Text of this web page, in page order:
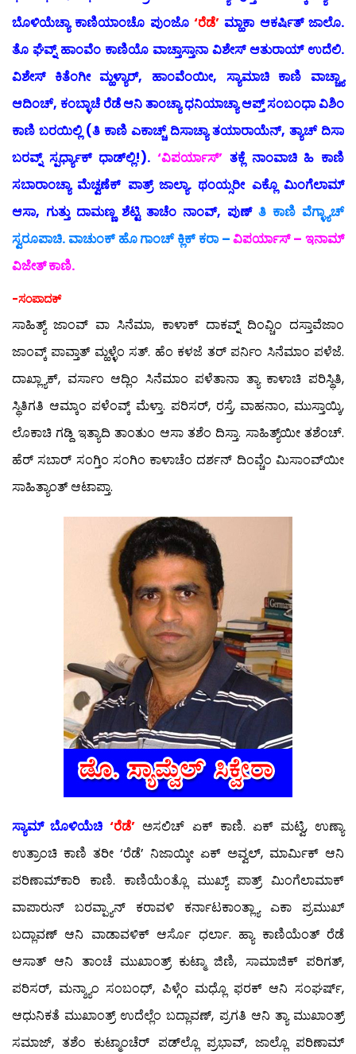
ಬೊಳಿಯೆಚ್ಯಾ ಕಾಣಿಯಾಂಚೊ ಪುಂಜೊ ‘ರೆಡೆ’ ಮ್ಹಾಕಾ ಆಕರ್ಷಿತ್ ಜಾಲೊ.
ತೊ ಘೆವ್ನ್ ಹಾಂವೆಂ ಕಾಣಿಯೊ ವಾಚ್ತಾಸ್ತಾನಾ ವಿಶೇಸ್ ಆತುರಾಯ್ ಉದೆಲಿ.
ವಿಶೇಸ್ ಕಿತೆಂಗೀ ಮ್ಹಳ್ಯಾರ್, ಹಾಂವೆಂಯೀ, ಸ್ಯಾಮಾಚಿ ಕಾಣಿ ವಾಚ್ಚ್ಯಾ
ಆದಿಂಚ್, ಕಂಬ್ಳಾಚೆ ರೆಡೆ ಆನಿ ತಾಂಚ್ಯಾ ಧನಿಯಾಚ್ಯಾ ಆಪ್ತ್ ಸಂಬಂಧಾ ವಿಶಿಂ
ಕಾಣಿ ಬರಯಿಲ್ಲಿ (ತಿ ಕಾಣಿ ಎಕಾಚ್ಚ್ ದಿಸಾಚ್ಯಾ ತಯಾರಾಯೆನ್, ತ್ಯಾಚ್ ದಿಸಾ
ಬರವ್ನ್ ಸ್ಪರ್ಧ್ಯಾಕ್ ಧಾಡ್‍ಲ್ಲಿ!).‘ವಿಪರ್ಯಾಸ್’ ತಕ್ಲೆ ನಾಂವಾಚಿ ಹಿ ಕಾಣಿ
ಸಬಾರಾಂಚ್ಯಾ ಮೆಚ್ವಣೆಕ್ ಪಾತ್ರ್ ಜಾಲ್ಯಾ. ಥಂಯ್ಸರೀ ಎಕ್ಲೊ ಮಿಂಗೆಲಾಮ್
ಆಸಾ, ಗುತ್ತು ದಾಮಣ್ಣ ಶೆಟ್ಟಿ ತಾಚೆಂ ನಾಂವ್, ಪುಣ್ ತಿ ಕಾಣಿ ವೆಗ್ಳ್ಯಾಚ್
ಸ್ವರೂಪಾಚಿ. ವಾಚುಂಕ್ ಹೊ ಗಾಂಚ್ ಕ್ಲಿಕ್ ಕರಾ –ವಿಪರ್ಯಾಸ್ – ಇನಾಮ್
ವಿಜೇತ್ ಕಾಣಿ.
-ಸಂಪಾದಕ್
ಸಾಹಿತ್ಯ್ ಜಾಂವ್ ವಾ ಸಿನೆಮಾ, ಕಾಳಾಕ್ ದಾಕವ್ನ್ ದಿಂವ್ಚಿಂ ದಸ್ತಾವೆಜಾಂ
ಜಾಂವ್ಕ್ ಪಾವ್ತಾತ್ ಮ್ಹಳ್ಳೆಂ ಸತ್. ಹೆಂ ಕಳಜೆ ತರ್ ಪರ್ನಿಂ ಸಿನೆಮಾಂ ಪಳೆಜೆ.
ದಾಖ್ಲ್ಯಾಕ್, ವರ್ಸಾಂ ಆದ್ಲಿಂ ಸಿನೆಮಾಂ ಪಳೆತಾನಾ ತ್ಯಾ ಕಾಳಾಚಿ ಪರಿಸ್ಥಿತಿ,
ಸ್ಥಿತಿಗತಿ ಆಮ್ಕಾಂ ಪಳೆಂವ್ಕ್ ಮೆಳ್ತಾ. ಪರಿಸರ್, ರಸ್ತೆ, ವಾಹನಾಂ, ಮುಸ್ತಾಯ್ಕಿ,
ಲೊಕಾಚಿ ಗಡ್ದಿ ಇತ್ಯಾದಿ ತಾಂತುಂ ಆಸಾ ತಶೆಂ ದಿಸ್ತಾ. ಸಾಹಿತ್ಯ್‌ಯೀ ತಶೆಂಚ್.
ಹೆರ್ ಸಬಾರ್ ಸಂಗ್ತಿಂ ಸಂಗಿಂ ಕಾಳಾಚೆಂ ದರ್ಶನ್ ದಿಂವ್ಚೆಂ ಮಿಸಾಂವ್‍ಯೀ
ಸಾಹಿತ್ಯಾಂತ್ ಆಟಾಪ್ತಾ.
ಸ್ಯಾಮ್ ಬೊಳಿಯೆಚಿ ‘ರೆಡೆ’ ಅಸಲಿಚ್ ಏಕ್ ಕಾಣಿ. ಏಕ್ ಮಟ್ವಿ, ಉಣ್ಯಾ
ಉತ್ರಾಂಚಿ ಕಾಣಿ ತರೀ ‘ರೆಡೆ’ ನಿಜಾಯ್ಕೀ ಏಕ್ ಅವ್ವಲ್, ಮಾರ್ಮಿಕ್ ಆನಿ
ಪರಿಣಾಮ್‍ಕಾರಿ ಕಾಣಿ. ಕಾಣಿಯೆಂತ್ಲೊ ಮುಖ್ಯ್ ಪಾತ್ರ್ ಮಿಂಗೆಲಾಮಾಕ್
ವಾಪಾರುನ್ ಬರವ್ಪ್ಯಾನ್ ಕರಾವಳಿ ಕರ್ನಾಟಕಾಂತ್ಲ್ಯಾ ಎಕಾ ಪ್ರಮುಖ್
ಬದ್ಲಾವಣ್ ಆನಿ ವಾಡಾವಳಿಕ್ ಆರ್ಸೊ ಧರ್ಲಾ. ಹ್ಯಾ ಕಾಣಿಯೆಂತ್ ರೆಡೆ
ಆಸಾತ್ ಆನಿ ತಾಂಚೆ ಮುಖಾಂತ್ರ್ ಕುಟ್ಮಾ ಜಿಣಿ, ಸಾಮಾಜಿಕ್ ಪರಿಗತ್,
ಪರಿಸರ್, ಮನ್ಶ್ಯಾಂ ಸಂಬಂಧ್, ಪಿಳ್ಗೆಂ ಮಧ್ಲೊ ಫರಕ್ ಆನಿ ಸಂಘರ್ಷ್,
ಆಧುನಿಕತೆ ಮುಖಾಂತ್ರ್ ಉದೆಲ್ಲೆಂ ಬದ್ಲಾವಣ್, ಪ್ರಗತಿ ಆನಿ ತ್ಯಾ ಮುಖಾಂತ್ರ್
ಸಮಾಜ್, ತಶೆಂ ಕುಟ್ಮಾಂಚೆರ್ ಪಡ್‍ಲ್ಲೊ ಪ್ರಭಾವ್, ಜಾಲ್ಲೊ ಪರಿಣಾಮ್